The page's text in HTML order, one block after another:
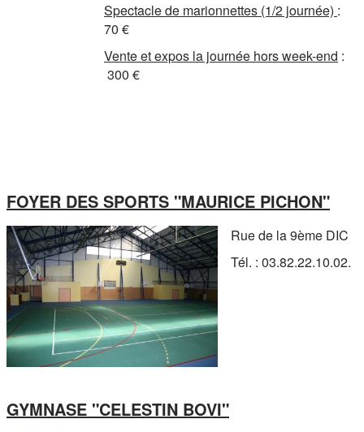
Spectacle de marionnettes (1/2 journée) :
70 €
Vente et expos la journée hors week-end :
300 €
FOYER DES SPORTS "MAURICE PICHON"
Rue de la 9ème DIC
Tél. : 03.82.22.10.02.
GYMNASE "CELESTIN BOVI"